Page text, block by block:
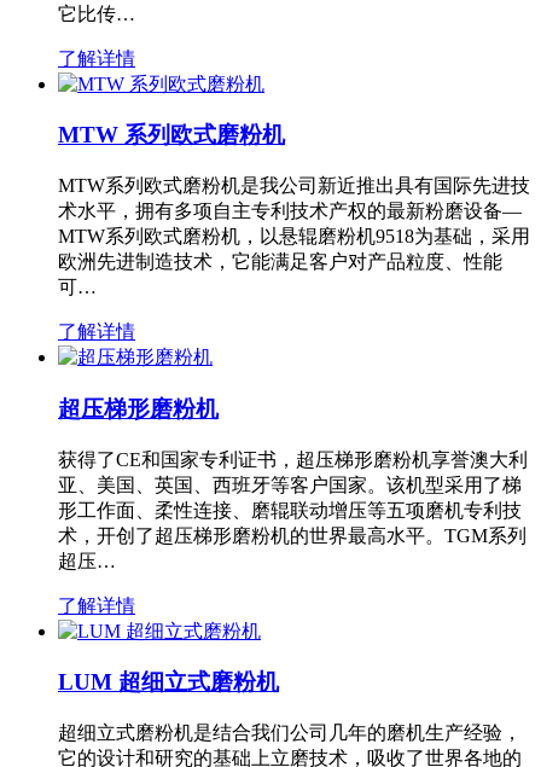
它比传…
了解详情
MTW 系列欧式磨粉机
MTW系列欧式磨粉机是我公司新近推出具有国际先进技
术水平，拥有多项自主专利技术产权的最新粉磨设备—
MTW系列欧式磨粉机，以悬辊磨粉机9518为基础，采用
欧洲先进制造技术，它能满足客户对产品粒度、性能
可…
了解详情
超压梯形磨粉机
获得了CE和国家专利证书，超压梯形磨粉机享誉澳大利
亚、美国、英国、西班牙等客户国家。该机型采用了梯
形工作面、柔性连接、磨辊联动增压等五项磨机专利技
术，开创了超压梯形磨粉机的世界最高水平。TGM系列
超压…
了解详情
LUM 超细立式磨粉机
超细立式磨粉机是结合我们公司几年的磨机生产经验，
它的设计和研究的基础上立磨技术，吸收了世界各地的